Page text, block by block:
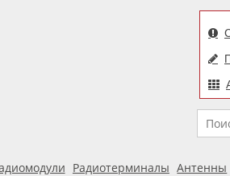
Поиск
Радиотерминалы Антенны